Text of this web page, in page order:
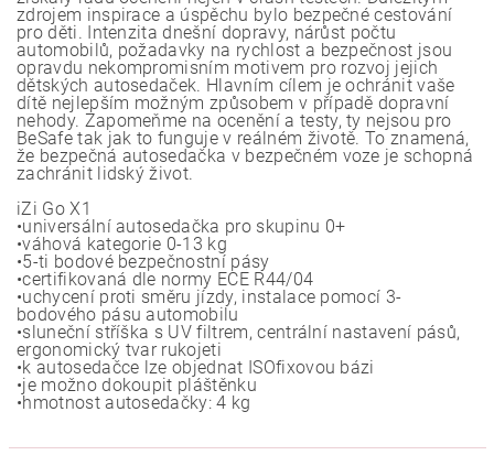
zdrojem inspirace a úspěchu bylo bezpečné cestování
pro děti. Intenzita dnešní dopravy, nárůst počtu
automobilů, požadavky na rychlost a bezpečnost jsou
opravdu nekompromisním motivem pro rozvoj jejich
dětských autosedaček. Hlavním cílem je ochránit vaše
dítě nejlepším možným způsobem v případě dopravní
nehody. Zapomeňme na ocenění a testy, ty nejsou pro
BeSafe tak jak to funguje v reálném životě. To znamená,
že bezpečná autosedačka v bezpečném voze je schopná
zachránit lidský život.
iZi Go X1
•universální autosedačka pro skupinu 0+
•váhová kategorie 0-13 kg
•5-ti bodové bezpečnostní pásy
•certifikovaná dle normy ECE R44/04
•uchycení proti směru jízdy, instalace pomocí 3-
bodového pásu automobilu
•sluneční stříška s UV filtrem, centrální nastavení pásů,
ergonomický tvar rukojeti
•k autosedačce lze objednat ISOfixovou bázi
•je možno dokoupit pláštěnku
•hmotnost autosedačky: 4 kg